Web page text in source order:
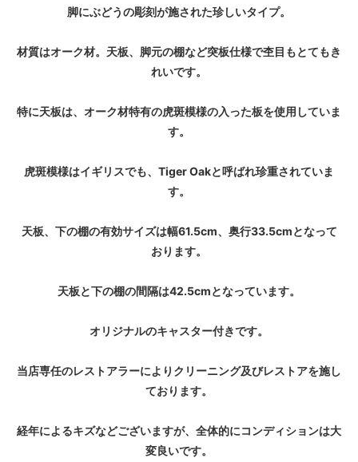
脚にぶどうの彫刻が施された珍しいタイプ。
材質はオーク材。天板、脚元の棚など突板仕様で杢目もとてもき
れいです。
特に天板は、オーク材特有の虎斑模様の入った板を使用していま
す。
虎斑模様はイギリスでも、Tiger Oakと呼ばれ珍重されていま
す。
天板、下の棚の有効サイズは幅61.5cm、奥行33.5cmとなって
おります。
天板と下の棚の間隔は42.5cmとなっています。
オリジナルのキャスター付きです。
当店専任のレストアラーによりクリーニング及びレストアを施し
ております。
経年によるキズなどございますが、全体的にコンディションは大
変良いです。